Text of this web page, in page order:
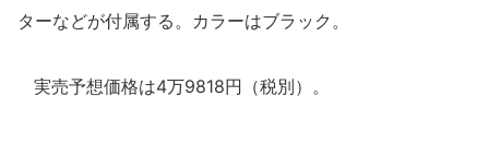
ターなどが付属する。カラーはブラック。
実売予想価格は4万9818円（税別）。